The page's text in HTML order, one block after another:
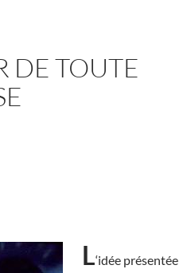
DE TOUTE
L‘idée présentée